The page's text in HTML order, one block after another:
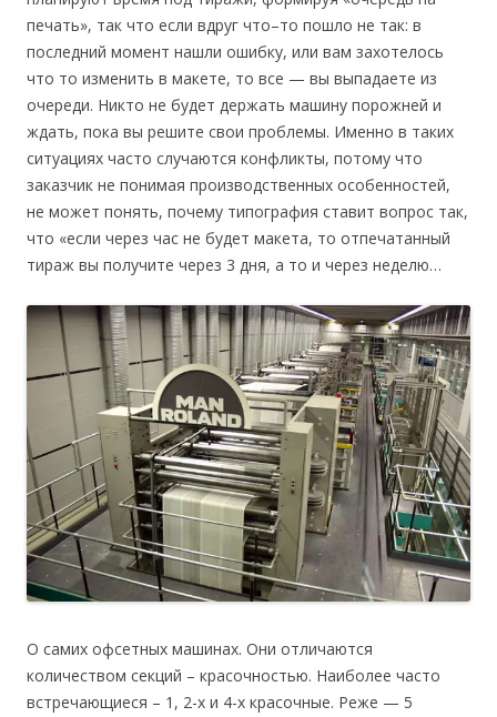
печать», так что если вдруг что–то пошло не так: в
последний момент нашли ошибку, или вам захотелось
что то изменить в макете, то все — вы выпадаете из
очереди. Никто не будет держать машину порожней и
ждать, пока вы решите свои проблемы. Именно в таких
ситуациях часто случаются конфликты, потому что
заказчик не понимая производственных особенностей,
не может понять, почему типография ставит вопрос так,
что «если через час не будет макета, то отпечатанный
тираж вы получите через 3 дня, а то и через неделю…
О самих офсетных машинах. Они отличаются
количеством секций – красочностью. Наиболее часто
встречающиеся – 1, 2-х и 4-х красочные. Реже — 5